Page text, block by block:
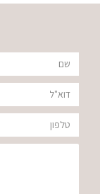
250
מ"ל
NOVA
שם
דוא"ל
טלפון